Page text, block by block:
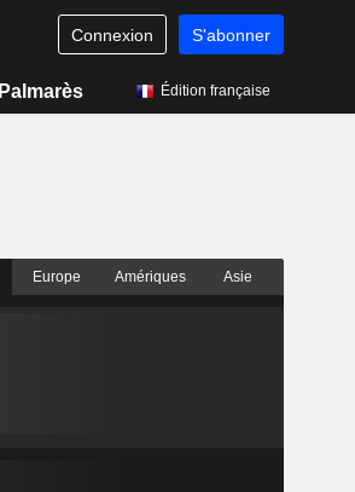
Connexion S'abonner
Palmarès Édition française
Europe Amériques Asie